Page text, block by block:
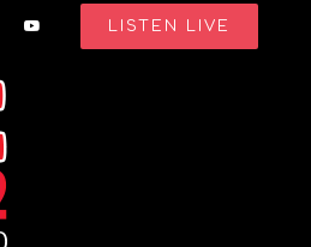
LISTEN LIVE